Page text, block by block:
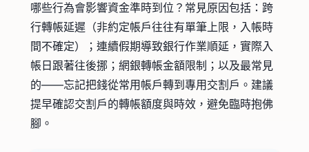
哪些行為會影響資金準時到位？常見原因包括：跨
行轉帳延遲（非約定帳戶往往有單筆上限，入帳時
間不確定）；連續假期導致銀行作業順延，實際入
帳日跟著往後挪；網銀轉帳金額限制；以及最常見
的——忘記把錢從常用帳戶轉到專用交割戶。建議
提早確認交割戶的轉帳額度與時效，避免臨時抱佛
腳。